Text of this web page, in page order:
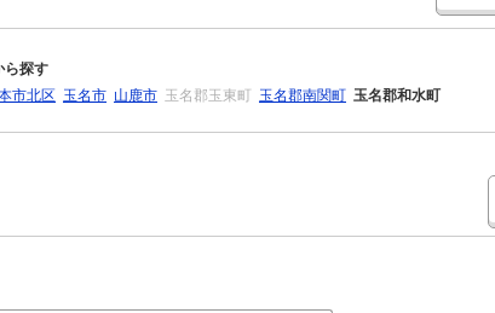
ら探す
市北区 玉名市 山鹿市 玉名郡玉東町 玉名郡南関町 玉名郡和水町